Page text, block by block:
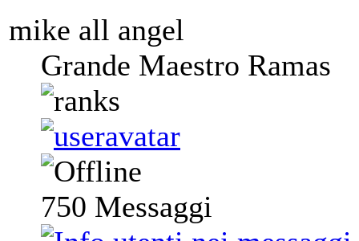
mike all angel
Grande Maestro Ramas
750 Messaggi